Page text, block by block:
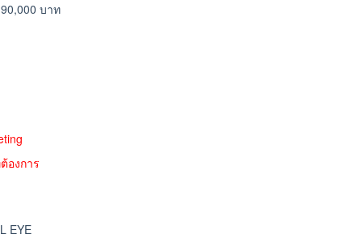
90,000 บาท
องการ